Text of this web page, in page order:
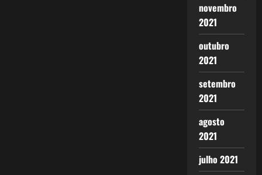
novembro
2021
outubro
2021
setembro
2021
agosto
2021
julho 2021